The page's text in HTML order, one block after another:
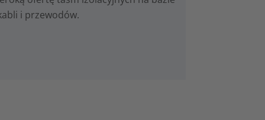
i przewodów.